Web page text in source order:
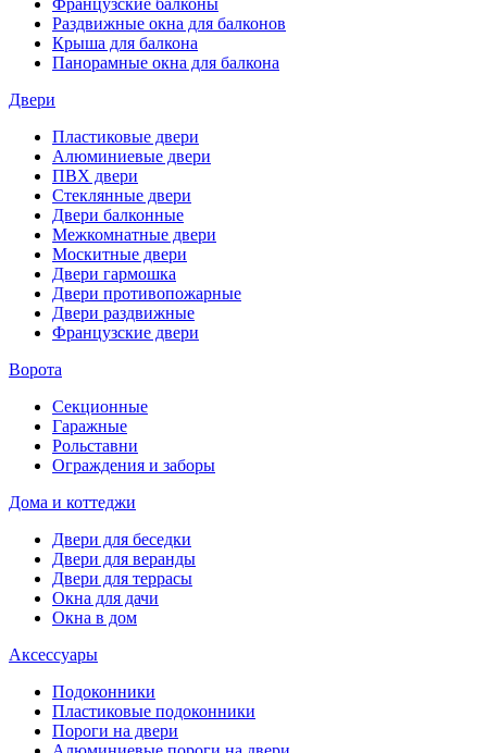
Французские балконы
Раздвижные окна для балконов
Крыша для балкона
Панорамные окна для балкона
Двери
Пластиковые двери
Алюминиевые двери
ПВХ двери
Стеклянные двери
Двери балконные
Межкомнатные двери
Москитные двери
Двери гармошка
Двери противопожарные
Двери раздвижные
Французские двери
Ворота
Секционные
Гаражные
Рольставни
Ограждения и заборы
Дома и коттеджи
Двери для беседки
Двери для веранды
Двери для террасы
Окна для дачи
Окна в дом
Аксессуары
Подоконники
Пластиковые подоконники
Пороги на двери